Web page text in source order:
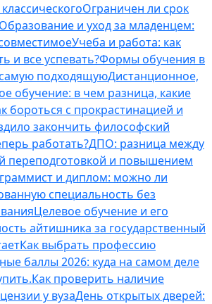
Ограничен ли срок
Образование и уход за младенцем:
Учеба и работа: как
и все успевать?Формы обучения в
подходящуюДистанционное,
обучение: в чем разница, какие
бороться с прокрастинацией и
закончить философский
работать?ДПО: разница между
переподготовкой и повышением
и диплом: можно ли
специальность без
Целевое обучение и его
айтишника за государственный
Как выбрать профессию
баллы 2026: куда на самом деле
Как проверить наличие
у вузаДень открытых дверей: